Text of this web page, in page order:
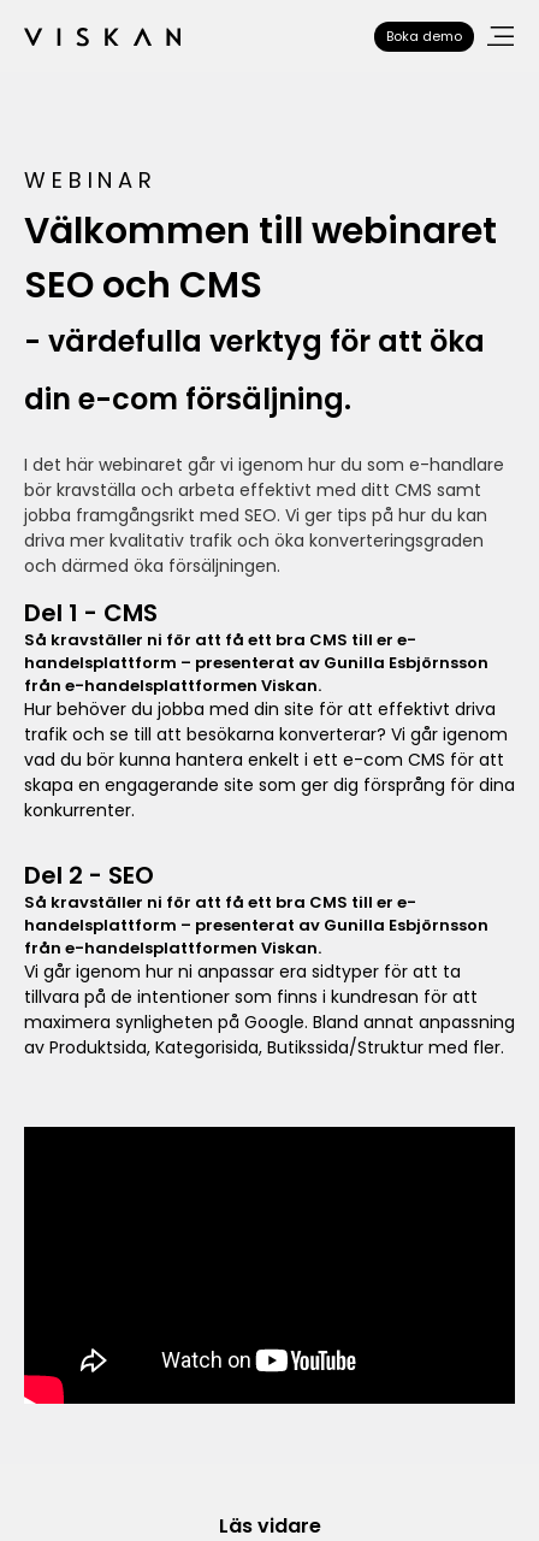
Boka demo
WEBINAR
Välkommen till webinaret
SEO och CMS
- värdefulla verktyg för att öka
din e-com försäljning.
I det här webinaret går vi igenom hur du som e-handlare
bör kravställa och arbeta effektivt med ditt CMS samt
jobba framgångsrikt med SEO. Vi ger tips på hur du kan
driva mer kvalitativ trafik och öka konverteringsgraden
och därmed öka försäljningen.
Del 1 - CMS
Så kravställer ni för att få ett bra CMS till er e-
handelsplattform – presenterat av Gunilla Esbjörnsson
från e-handelsplattformen Viskan.
Hur behöver du jobba med din site för att effektivt driva
trafik och se till att besökarna konverterar? Vi går igenom
vad du bör kunna hantera enkelt i ett e-com CMS för att
skapa en engagerande site som ger dig försprång för dina
konkurrenter.
Del 2 - SEO
Så kravställer ni för att få ett bra CMS till er e-
handelsplattform – presenterat av Gunilla Esbjörnsson
från e-handelsplattformen Viskan.
Vi går igenom hur ni anpassar era sidtyper för att ta
tillvara på de intentioner som finns i kundresan för att
maximera synligheten på Google. Bland annat anpassning
av Produktsida, Kategorisida, Butikssida/Struktur med fler.
Läs vidare